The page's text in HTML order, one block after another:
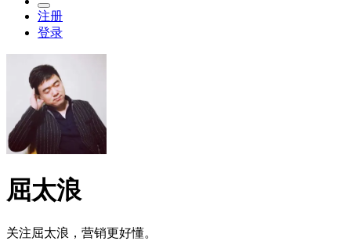
注册
登录
屈太浪
关注屈太浪，营销更好懂。